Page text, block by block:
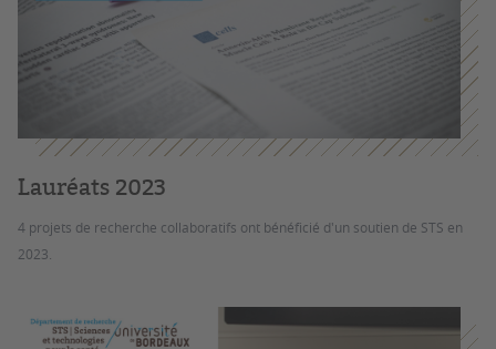
Lauréats 2023
4 projets de recherche collaboratifs ont bénéficié d'un soutien de STS en
2023.